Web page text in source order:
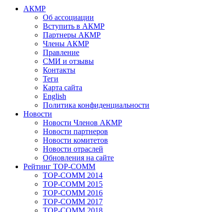
АКМР
Об ассоциации
Вступить в АКМР
Партнеры АКМР
Члены АКМР
Правление
СМИ и отзывы
Контакты
Теги
Карта сайта
English
Политика конфиденциальности
Новости
Новости Членов АКМР
Новости партнеров
Новости комитетов
Новости отраслей
Обновления на сайте
Рейтинг TOP-COMM
TOP-COMM 2014
TOP-COMM 2015
TOP-COMM 2016
TOP-COMM 2017